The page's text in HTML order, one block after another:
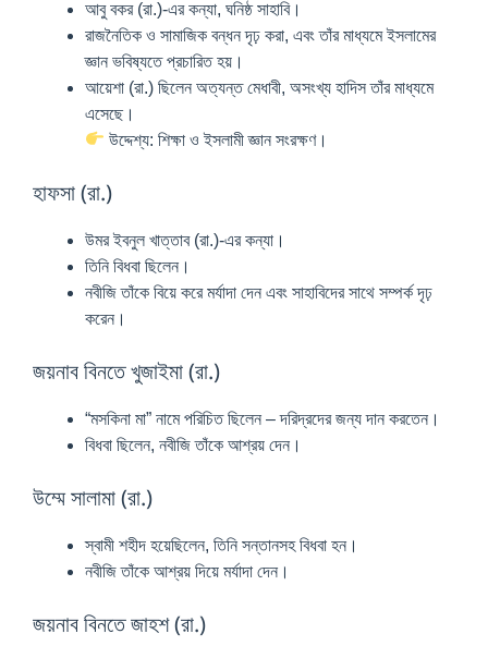
আবু বকর (রা.)-এর কন্যা, ঘনিষ্ঠ সাহাবি।
রাজনৈতিক ও সামাজিক বন্ধন দৃঢ় করা, এবং তাঁর মাধ্যমে ইসলামের
জ্ঞান ভবিষ্যতে প্রচারিত হয়।
আয়েশা (রা.) ছিলেন অত্যন্ত মেধাবী, অসংখ্য হাদিস তাঁর মাধ্যমে
এসেছে।
উদ্দেশ্য: শিক্ষা ও ইসলামী জ্ঞান সংরক্ষণ।
হাফসা (রা.)
উমর ইবনুল খাত্তাব (রা.)-এর কন্যা।
তিনি বিধবা ছিলেন।
নবীজি তাঁকে বিয়ে করে মর্যাদা দেন এবং সাহাবিদের সাথে সম্পর্ক দৃঢ়
করেন।
জয়নাব বিনতে খুজাইমা (রা.)
“মসকিনা মা” নামে পরিচিত ছিলেন – দরিদ্রদের জন্য দান করতেন।
বিধবা ছিলেন, নবীজি তাঁকে আশ্রয় দেন।
উম্মে সালামা (রা.)
স্বামী শহীদ হয়েছিলেন, তিনি সন্তানসহ বিধবা হন।
নবীজি তাঁকে আশ্রয় দিয়ে মর্যাদা দেন।
জয়নাব বিনতে জাহশ (রা.)